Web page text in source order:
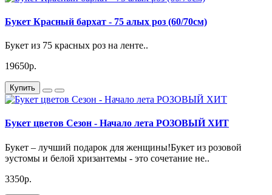
Букет Красный бархат - 75 алых роз (60/70см)
Букет из 75 красных роз на ленте..
19650р.
Купить
Букет цветов Сезон - Начало лета РОЗОВЫЙ ХИТ
Букет – лучший подарок для женщины!Букет из розовой
эустомы и белой хризантемы - это сочетание не..
3350р.